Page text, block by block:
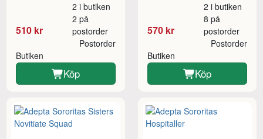
510 kr
2 i butiken
2 på
postorder
Butiken
Postorder
Köp
570 kr
2 i butiken
8 på
postorder
Butiken
Postorder
Köp